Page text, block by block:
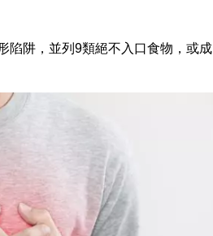
陷阱，並列9類絕不入口食物，或成